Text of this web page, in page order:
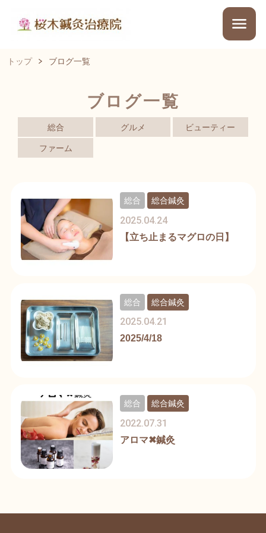
トップ ブログ一覧
ブログ一覧
総合 グルメ ビューティー
ファーム
【立ち止まるマグロの日】
2025.04.24
総合 総合鍼灸
2025/4/18
2025.04.21
総合 総合鍼灸
アロマ✖︎鍼灸
2022.07.31
総合 総合鍼灸